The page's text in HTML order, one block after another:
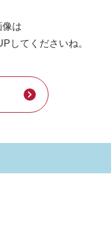
像は
してくださいね。